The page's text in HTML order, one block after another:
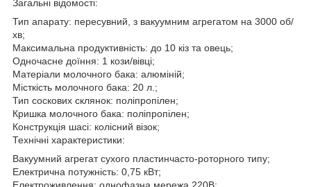
Загальні відомості:
Тип апарату: пересувний, з вакуумним агрегатом на 3000 об/
хв;
Максимальна продуктивність: до 10 кіз та овець;
Одночасне доїння: 1 кози/вівці;
Матеріали молочного бака: алюміній;
Місткість молочного бака: 20 л.;
Тип соскових склянок: поліпропілен;
Кришка молочного бака: поліпропілен;
Конструкція шасі: колісний візок;
Технічні характеристики:
Вакуумний агрегат сухого пластинчасто-роторного типу;
Електрична потужність: 0,75 кВт;
Електроживлення: однофазна мережа 220В;